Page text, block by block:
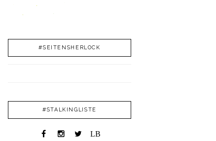
#SEITENSHERLOCK
#STALKINGLISTE
LB